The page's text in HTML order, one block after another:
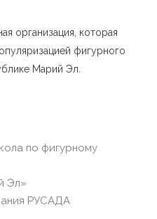
организация, которая
фигурного
Марий Эл.
по фигурному
Эл»
РУСАДА